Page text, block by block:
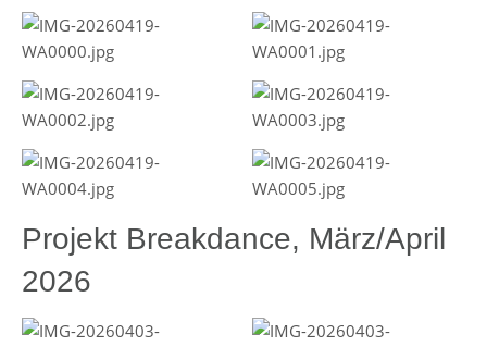
Projekt Breakdance, März/April
2026